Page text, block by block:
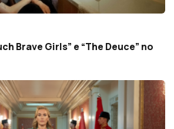
Brave Girls” e “The Deuce” no